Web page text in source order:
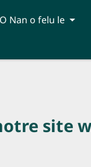
O Nan o felu le
site